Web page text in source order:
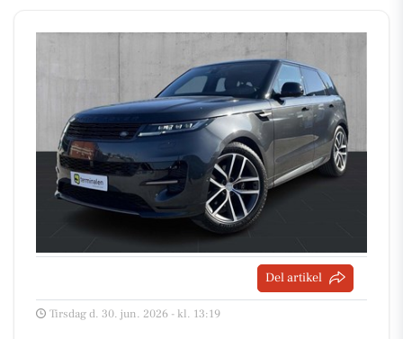
Del artikel
Tirsdag d. 30. jun. 2026 - kl. 13:19